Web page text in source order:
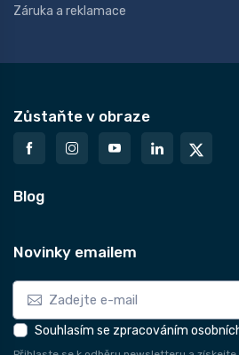
Záruka a reklamace
Zůstaňte v obraze
Blog
Novinky emailem
Souhlasím se zpracováním